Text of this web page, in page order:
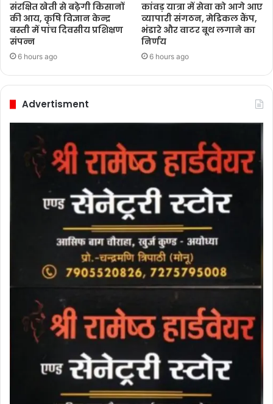
संरक्षित खेती से बढ़ेगी किसानों
की आय, कृषि विज्ञान केन्द्र
बस्ती में पांच दिवसीय प्रशिक्षण
संपन्न
6 hours ago
कांवड़ यात्रा में सेवा को आगे आए
व्यापारी संगठन, मेडिकल कैंप,
भंडारे और वाटर बूथ लगाने का
निर्णय
6 hours ago
Advertisment